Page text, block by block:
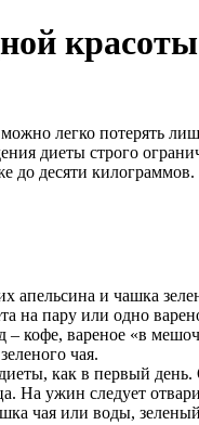
красоты
легко потерять
диеты строго
до десяти килограммов.
апельсина и чашка
на пару или одно
– кофе, вареное «в
чая.
как в первый
На ужин следует
чая или воды,